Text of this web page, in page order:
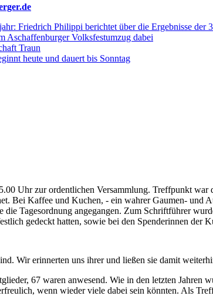
Friedrich Philippi berichtet über die Ergebnisse der
Aschaffenburger Volksfestumzug dabei
Traun
heute und dauert bis Sonntag
Uhr zur ordentlichen Versammlung. Treffpunkt war
Bei Kaffee und Kuchen, - ein wahrer Gaumen- und
Tagesordnung angegangen. Zum Schriftführer
gedeckt hatten, sowie bei den Spenderinnen der
Wir erinnerten uns ihrer und ließen sie damit
67 waren anwesend. Wie in den letzten Jahren
wenn wieder viele dabei sein könnten. Als